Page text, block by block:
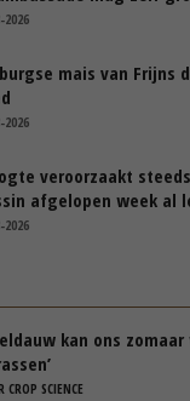
2026
mais van Frijns
2026
veroorzaakt
afgelopen week al
2026
kan ons
CROP SCIENCE